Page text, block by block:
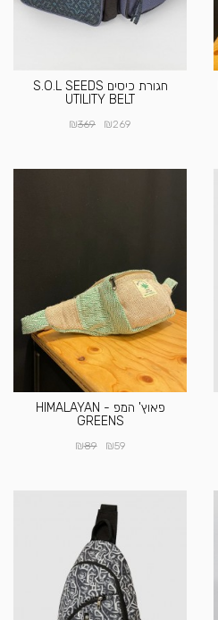
חגורת כיסים S.O.L SEEDS
UTILITY BELT
₪269
₪369
פאוץ' המפ - HIMALAYAN
GREENS
₪59
₪89